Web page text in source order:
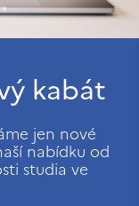
kabát
jen nové
nabídku od
studia ve